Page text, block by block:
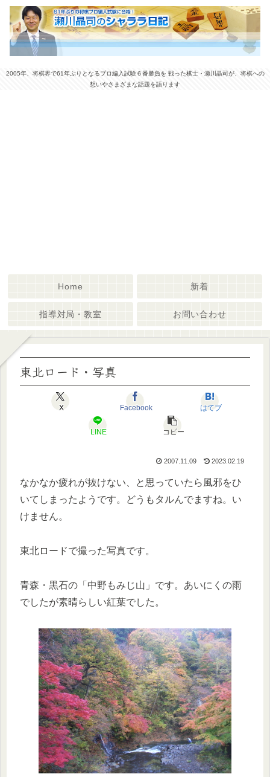
2005年、将棋界で61年ぶりとなるプロ編入試験６番勝負を 戦った棋士・瀬川晶司が、将棋への
想いやさまざまな話題を語ります
Home 新着
指導対局・教室 お問い合わせ
東北ロード・写真
X Facebook はてブ
LINE コピー
2007.11.09 2023.02.19
なかなか疲れが抜けない、と思っていたら風邪をひ
いてしまったようです。どうもタルんでますね。い
けません。
東北ロードで撮った写真です。
青森・黒石の「中野もみじ山」です。あいにくの雨
でしたが素晴らしい紅葉でした。